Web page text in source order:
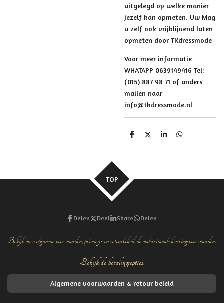
uitgelegd op welke manier
jezelf kan opmeten. Uw Mag
u zelf ook vrijblijvend laten
opmeten door TKdressmode
Voor meer informatie
WHATAPP 0639149416 Tel:
(015) 887 98 71 of anders
mailen naar
info@tkdressmode.nl
D
D
S
D
TOP
Delen Deel Share Delen
Bekijk onze algemene voorwaarden, privacy- en retourbeleid, de onderstaande leveringsvoorwaarden.
Bekijk de betalingsopties.
Algemene voorwaarden & retour beleid